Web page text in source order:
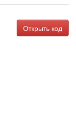
Открыть код